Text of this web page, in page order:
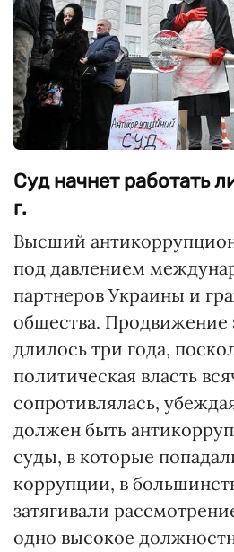
Суд начнет работать
г.
Высший
под давлением
партнеров Украины и
общества. Продвижение
длилось три года,
политическая власть
сопротивлялась,
должен быть
суды, в которые
коррупции, в
затягивали
одно высокое